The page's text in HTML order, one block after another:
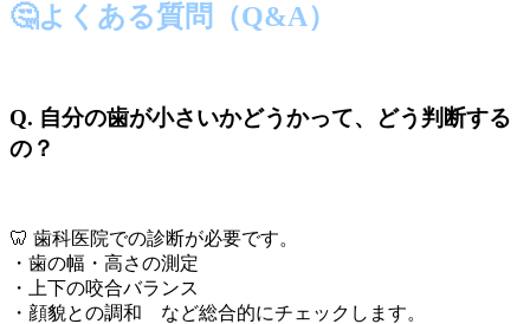
🤔よくある質問（Q&A）
Q. 自分の歯が小さいかどうかって、どう判断する
の？
🦷 歯科医院での診断が必要です。
・歯の幅・高さの測定
・上下の咬合バランス
・顔貌との調和 など総合的にチェックします。